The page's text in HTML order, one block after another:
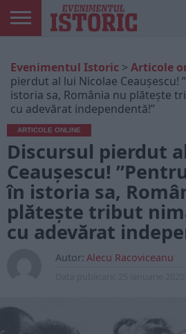
ONLINE
EDIȚII
TIPĂRITE
ISTORIC
PLAY
CONTUL
MEU
Evenimentul Istoric > Articole
pierdut al lui Nicolae Ceaușescu!
istoria sa, România nu plătește
cu adevărat independentă!”
ARTICOLE ONLINE
Discursul pierdut
Ceaușescu!
în istoria sa,
plătește tribut
cu adevărat
Autor: Alecu Racoviceanu